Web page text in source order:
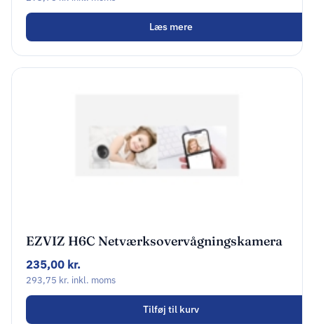
Læs mere
EZVIZ H6C Netværksovervågningskamera
Indendørs 1920 x 1080
235,00 kr.
293,75 kr. inkl. moms
Tilføj til kurv